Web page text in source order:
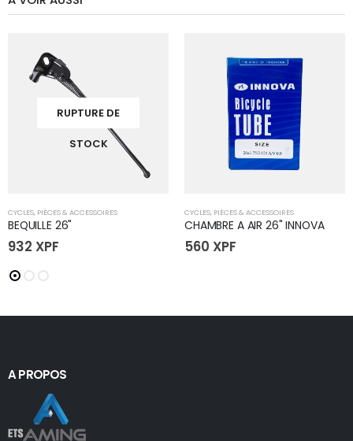
RUPTURE DE
STOCK
CYCLES PIÈCES & ACCESSOIRES
BEQUILLE 26"
932 XPF
CYCLES PIÈCES & ACCESSOIRES
CHAMBRE A AIR 26" INNOVA
560 XPF
A PROPOS